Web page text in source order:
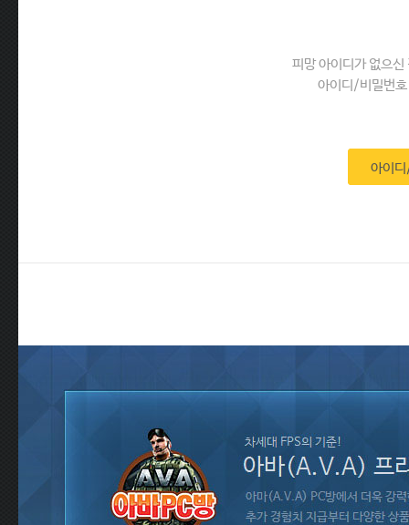
피망 아이디가 없으
아이디/비밀번호
아이